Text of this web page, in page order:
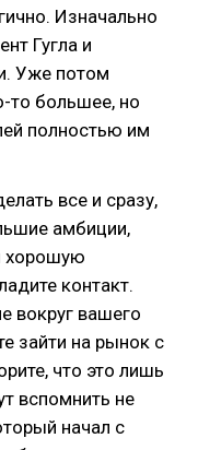
Изначально
Гугла и
Уже потом
то большее, но
полностью им
все и сразу,
амбиции,
хорошую
контакт.
вокруг вашего
зайти на рынок с
что это лишь
вспомнить не
начал с